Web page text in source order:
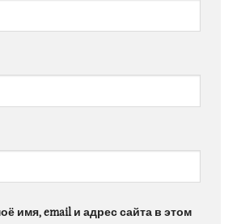
имя, email и адрес сайта в этом